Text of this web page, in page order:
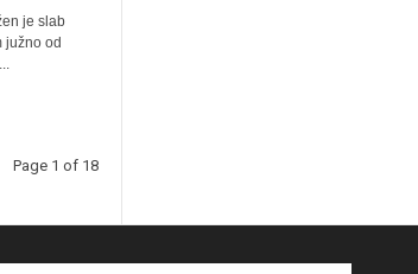
je slab
južno od
Page 1 of 18